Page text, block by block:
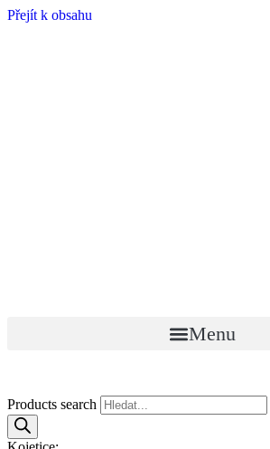
Přejít k obsahu
Menu
Products search